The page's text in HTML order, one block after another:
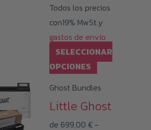
295,00 €
Todos los precios
con19% MwSt.y
gastos de envío
SELECCIONAR
OPCIONES
múltiples
variantes.
Ghost Bundles
Little Ghost
de 699,00 € -